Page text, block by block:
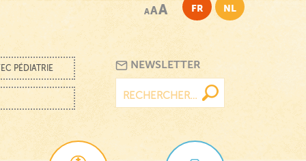
AAA FR NL
PÉDIATRIE
NEWSLETTER